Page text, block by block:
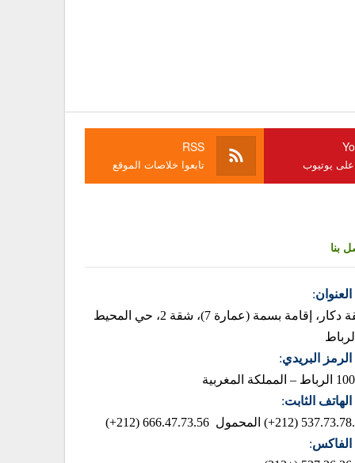
على يوتيوب
RSS
تابعوا خلاصات الموقع
بنا
العنوان:
زنقة دكار، إقامة بسمة (عمارة 7)، شقة 2، حي المحيط
الرمز البريدي:
المغربية
الهاتف الثابت:
537.73.78.85
المحمول 666.47.73.56 (212+)
الفاكس: